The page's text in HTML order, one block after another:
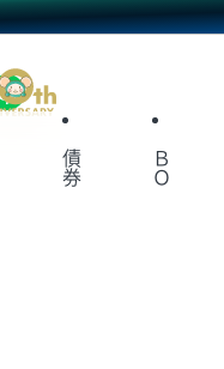
X
債
券
Ｂ
Ｏ